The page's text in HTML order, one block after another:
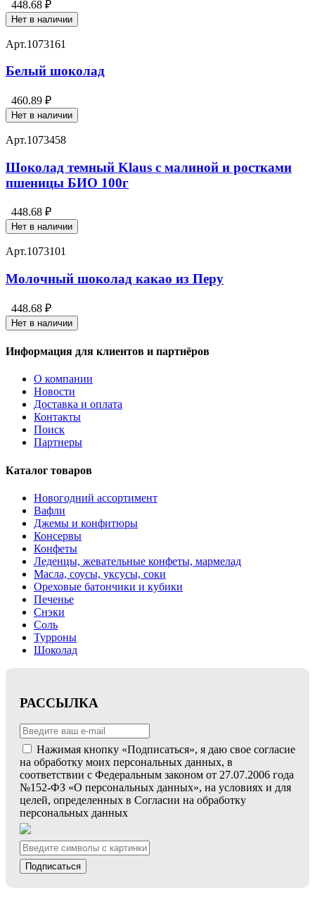
448.68 ₽
Нет в наличии
Арт.1073161
Белый шоколад
460.89 ₽
Нет в наличии
Арт.1073458
Шоколад темный Klaus с малиной и ростками
пшеницы БИО 100г
448.68 ₽
Нет в наличии
Арт.1073101
Молочный шоколад какао из Перу
448.68 ₽
Нет в наличии
Информация для клиентов и партнёров
О компании
Новости
Доставка и оплата
Контакты
Поиск
Партнеры
Каталог товаров
Новогодний ассортимент
Вафли
Джемы и конфитюры
Консервы
Конфеты
Леденцы, жевательные конфеты, мармелад
Масла, соусы, уксусы, соки
Ореховые батончики и кубики
Печенье
Снэки
Соль
Турроны
Шоколад
РАССЫЛКА
Нажимая кнопку «Подписаться», я даю свое согласие
на обработку моих персональных данных, в
соответствии с Федеральным законом от 27.07.2006 года
№152-ФЗ «О персональных данных», на условиях и для
целей, определенных в Согласии на обработку
персональных данных
Подписаться